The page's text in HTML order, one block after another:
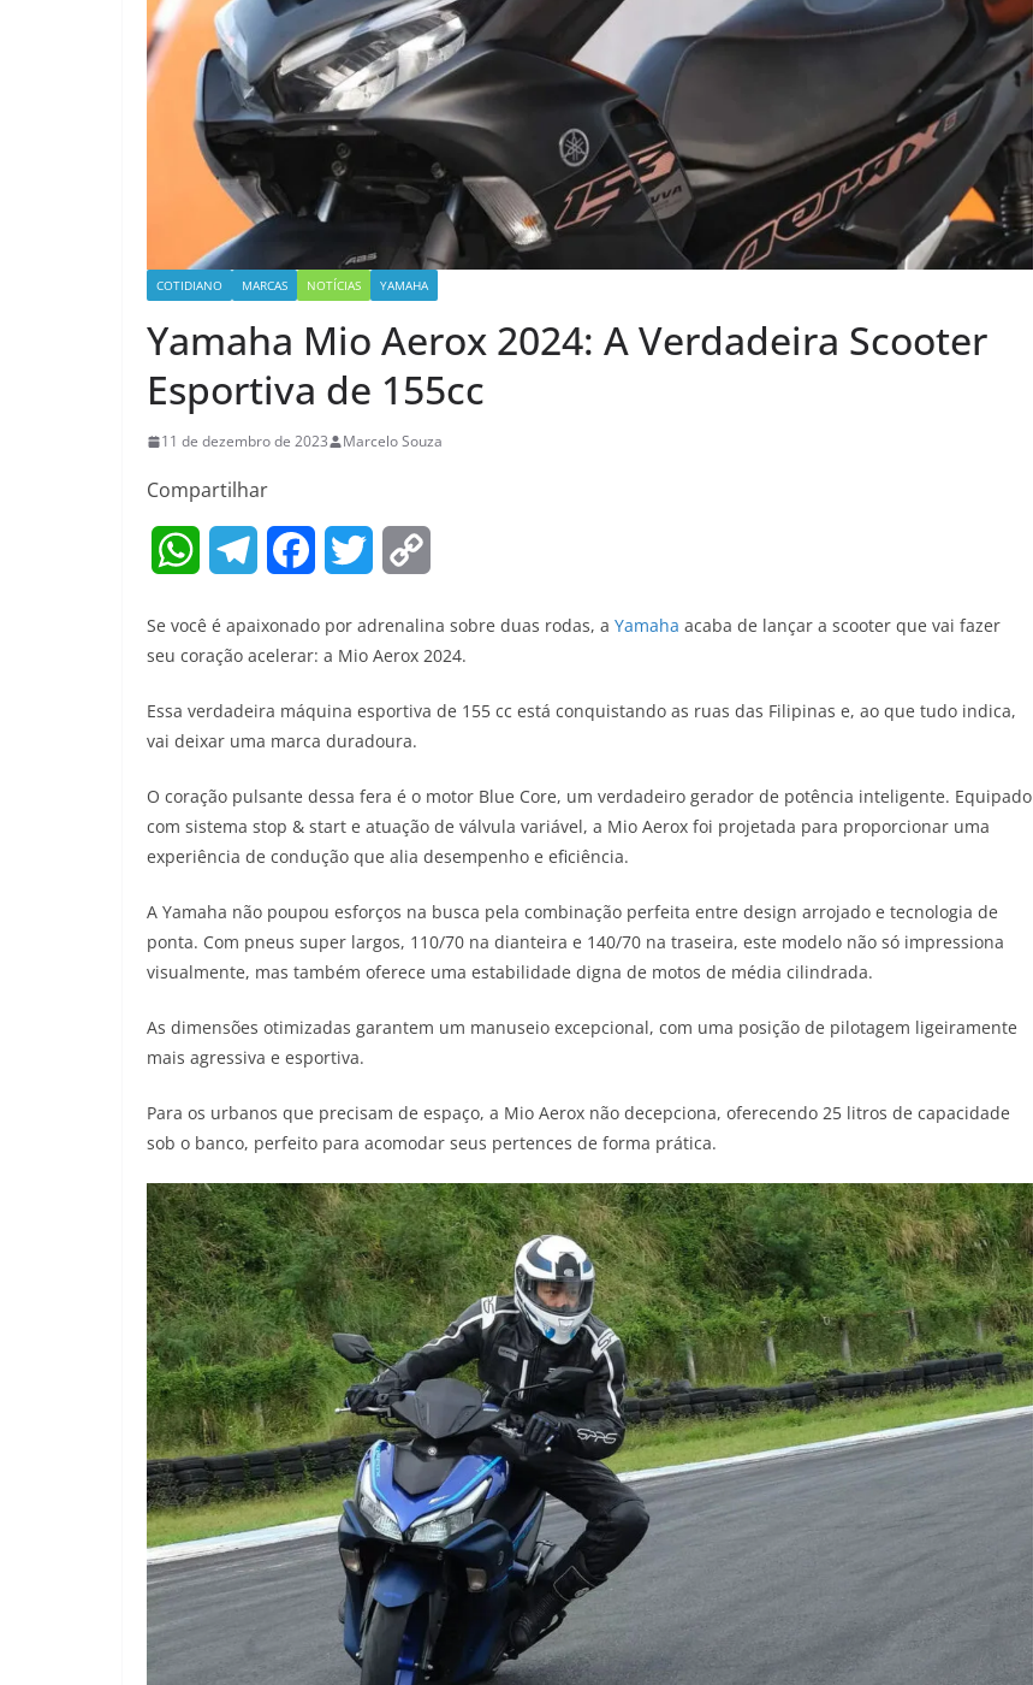
COTIDIANO MARCAS NOTÍCIAS YAMAHA
Yamaha Mio Aerox 2024: A Verdadeira Scooter
Esportiva de 155cc
11 de dezembro de 2023 Marcelo Souza
Compartilhar
W
a
s
A
p
l
g
r
a
c
b
o
o
i
t
e
r
p
i
n
Se você é apaixonado por adrenalina sobre duas rodas, a Yamaha acaba de lançar a scooter que vai fazer
seu coração acelerar: a Mio Aerox 2024.
Essa verdadeira máquina esportiva de 155 cc está conquistando as ruas das Filipinas e, ao que tudo indica,
vai deixar uma marca duradoura.
O coração pulsante dessa fera é o motor Blue Core, um verdadeiro gerador de potência inteligente. Equipado
com sistema stop & start e atuação de válvula variável, a Mio Aerox foi projetada para proporcionar uma
experiência de condução que alia desempenho e eficiência.
A Yamaha não poupou esforços na busca pela combinação perfeita entre design arrojado e tecnologia de
ponta. Com pneus super largos, 110/70 na dianteira e 140/70 na traseira, este modelo não só impressiona
visualmente, mas também oferece uma estabilidade digna de motos de média cilindrada.
As dimensões otimizadas garantem um manuseio excepcional, com uma posição de pilotagem ligeiramente
mais agressiva e esportiva.
Para os urbanos que precisam de espaço, a Mio Aerox não decepciona, oferecendo 25 litros de capacidade
sob o banco, perfeito para acomodar seus pertences de forma prática.